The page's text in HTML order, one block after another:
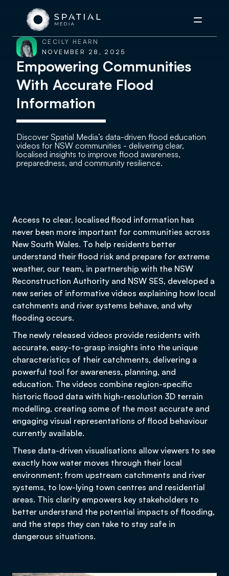
Menu
CECILY HEARN
NOVEMBER 28, 2025
Empowering Communities
With Accurate Flood
Information
Discover Spatial Media’s data-driven flood education
videos for NSW communities - delivering clear,
localised insights to improve flood awareness,
preparedness, and community resilience.
Access to clear, localised flood information has
never been more important for communities across
New South Wales. To help residents better
understand their flood risk and prepare for extreme
weather, our team, in partnership with the NSW
Reconstruction Authority and NSW SES, developed a
new series of informative videos explaining how local
catchments and river systems behave, and why
flooding occurs.
The newly released videos provide residents with
accurate, easy-to-grasp insights into the unique
characteristics of their catchments, delivering a
powerful tool for awareness, planning, and
education. The videos combine region-specific
historic flood data with high-resolution 3D terrain
modelling, creating some of the most accurate and
engaging visual representations of flood behaviour
currently available.
These data-driven visualisations allow viewers to see
exactly how water moves through their local
environment; from upstream catchments and river
systems, to low-lying town centres and residential
areas. This clarity empowers key stakeholders to
better understand the potential impacts of flooding,
and the steps they can take to stay safe in
dangerous situations.